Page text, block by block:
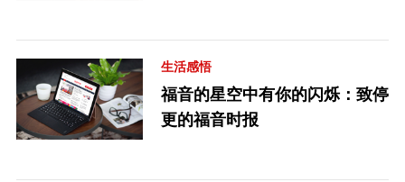
生活感悟
福音的星空中有你的闪烁：致停
更的福音时报